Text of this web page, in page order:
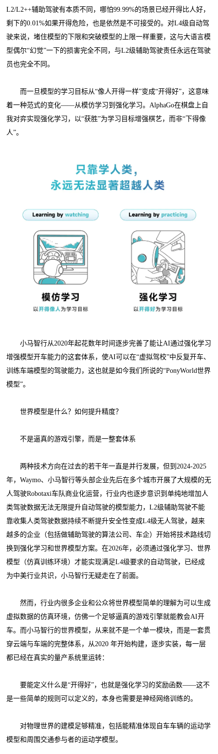
L2/L2++辅助驾驶有本质不同，哪怕99.99%的场景已经开得比人好，
剩下的0.01%如果开得危险，也是依然是不可接受的。对L4级自动驾
驶来说，堵住模型的下限和突破模型的上限一样重要，这与大语言模
型偶尔“幻觉”一下的损害完全不同，与L2级辅助驾驶责任永远在驾驶
员也完全不同。
而一旦模型的学习目标从“像人开得一样”变成“开得好”，这意味
着一种范式的变化——从模仿学习到强化学习。AlphaGo在棋盘上自
我对弈实现强化学习，以“获胜”为学习目标增强棋艺，而非“下得像
人”。
小马智行从2020年起花数年时间逐步完善了能让AI通过强化学习
增强模型开车能力的这套体系，使AI可以在“虚拟驾校”中反复开车、
训练车端模型的驾驶能力，这也就是如今我们所说的“PonyWorld世界
模型”。
世界模型是什么？如何提升精度？
不是逼真的游戏引擎，而是一整套体系
两种技术方向在过去的若干年一直是并行发展，但到2024-2025
年，Waymo、小马智行等头部企业先后在多个城市开展了大规模的无
人驾驶Robotaxi车队商业化运营，行业内也逐步意识到单纯地增加人
类驾驶数据无法无限提升自动驾驶的模型能力，L2级辅助驾驶不能
靠收集人类驾驶数据持续不断提升安全性变成L4级无人驾驶，越来
越多的企业（包括做辅助驾驶的算法公司、车企）开始将技术路线切
换到强化学习和世界模型方案。在2026年，必须通过强化学习、世界
模型（仿真训练环境）才能实现满足L4级要求的自动驾驶，已经成
为中美行业共识，小马智行无疑走在了前面。
然而，行业内很多企业和公众将世界模型简单的理解为可以生成
虚拟数据的仿真环境，仿佛一个足够逼真的游戏引擎就能教会AI开
车。而小马智行的世界模型，从来就不是一个单一模块，而是一套贯
穿云端与车端的完整体系，从2020 年开始构建，逐步实装，每一层
都已经在真实的量产系统里运转：
要能定义什么是“开得好”，也就是强化学习的奖励函数——这不
是一些简单的规则可以定义的，本身也需要是神经网络训练的。
对物理世界的建模足够精准，包括能精准体现自车车辆的运动学
模型和周围交通参与者的运动学模型。